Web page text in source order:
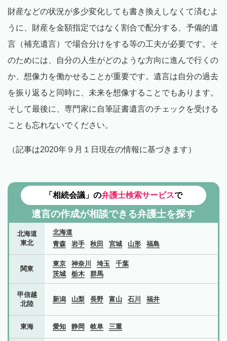
財産などの状況が多少変化しても書き換えしなくて済むよ
うに、財産を金額指定ではなく割合で配分する、予備的遺
言（補充遺言）で場合分けをする等の工夫が必要です。そ
のためには、自分の人生がどのような方向に進んで行くの
か、想像力を働かせることが重要です。遺言は自分の過去
を振り返ると同時に、未来を想像することでもあります。
そして最後に、専門家に自筆証書遺言のチェックを受ける
ことも忘れないでください。
（記事は2020年９月１日現在の情報に基づきます）
「相続会議」の弁護士検索サービスで
遺言の作成が相談できる弁護士を探す
北海道
東北
北海道
青森
岩手 秋田 宮城 山形 福島
関東
東京 神奈川 埼玉
千葉
茨城
栃木 群馬
甲信越
北陸
新潟 山梨 長野 富山 石川 福井
東海 愛知 静岡 岐阜 三重